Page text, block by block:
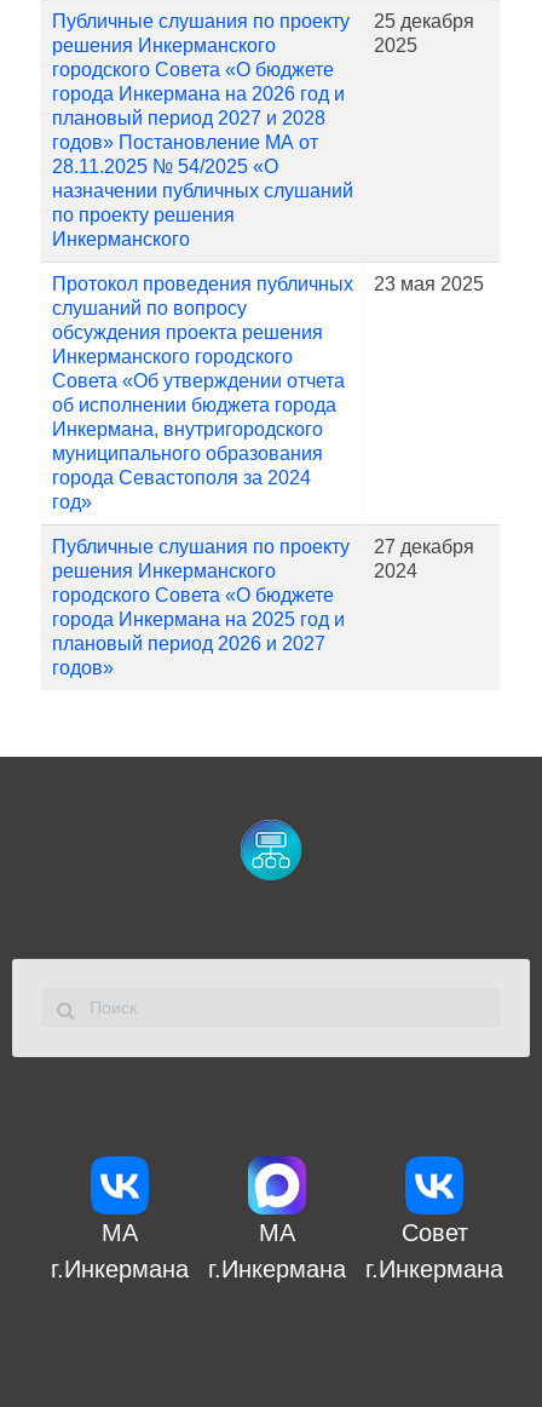
Публичные слушания по проекту
решения Инкерманского
городского Совета «О бюджете
города Инкермана на 2026 год и
плановый период 2027 и 2028
годов» Постановление МА от
28.11.2025 № 54/2025 «О
назначении публичных слушаний
по проекту решения
Инкерманского
25 декабря
2025
Протокол проведения публичных
слушаний по вопросу
обсуждения проекта решения
Инкерманского городского
Совета «Об утверждении отчета
об исполнении бюджета города
Инкермана, внутригородского
муниципального образования
города Севастополя за 2024
год»
23 мая 2025
Публичные слушания по проекту
решения Инкерманского
городского Совета «О бюджете
города Инкермана на 2025 год и
плановый период 2026 и 2027
годов»
27 декабря
2024
МА
г.Инкермана
МА
г.Инкермана
Совет
г.Инкермана